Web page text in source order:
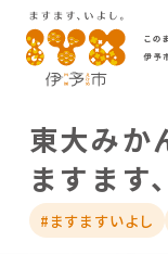
東大みか
ますます
#ますますいよし